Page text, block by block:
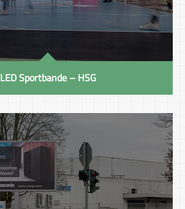
LED Sportbande – HSG